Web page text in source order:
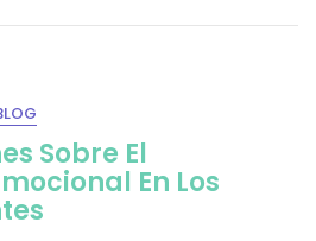
Sobre El
En Los